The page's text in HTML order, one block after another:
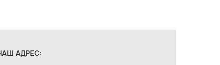
АДРЕС: